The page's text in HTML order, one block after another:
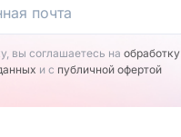
вы соглашаетесь на обработку
и с публичной офертой